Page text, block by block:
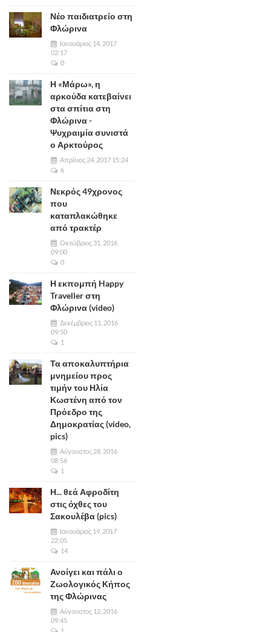
Νέο παιδιατρείο στη
Φλώρινα
Ιανουάριος 14, 2017
02:17
0
Η «Μάρω», η
αρκούδα κατεβαίνει
στα σπίτια στη
Φλώρινα -
Ψυχραιμία συνιστά
ο Αρκτούρος
Απρίλιος 24, 2017 15:24
6
Νεκρός 49χρονος
που
καταπλακώθηκε
από τρακτέρ
Οκτώβριος 31, 2016
09:00
0
Η εκπομπή Happy
Traveller στη
Φλώρινα (video)
Δεκέμβριος 11, 2016
09:50
1
Τα αποκαλυπτήρια
μνημείου προς
τιμήν του Ηλία
Κωστένη από τον
Πρόεδρο της
Δημοκρατίας (video,
pics)
Αύγουστος 28, 2016
08:56
1
Η... θεά Αφροδίτη
στις όχθες του
Σακουλέβα (pics)
Ιανουάριος 19, 2017
22:05
14
Ανοίγει και πάλι ο
Ζωολογικός Κήπος
της Φλώρινας
Αύγουστος 12, 2016
09:45